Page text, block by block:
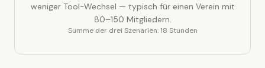
weniger Tool-Wechsel — typisch für einen Verein mit
80–150 Mitgliedern.
Summe der drei Szenarien: 18 Stunden